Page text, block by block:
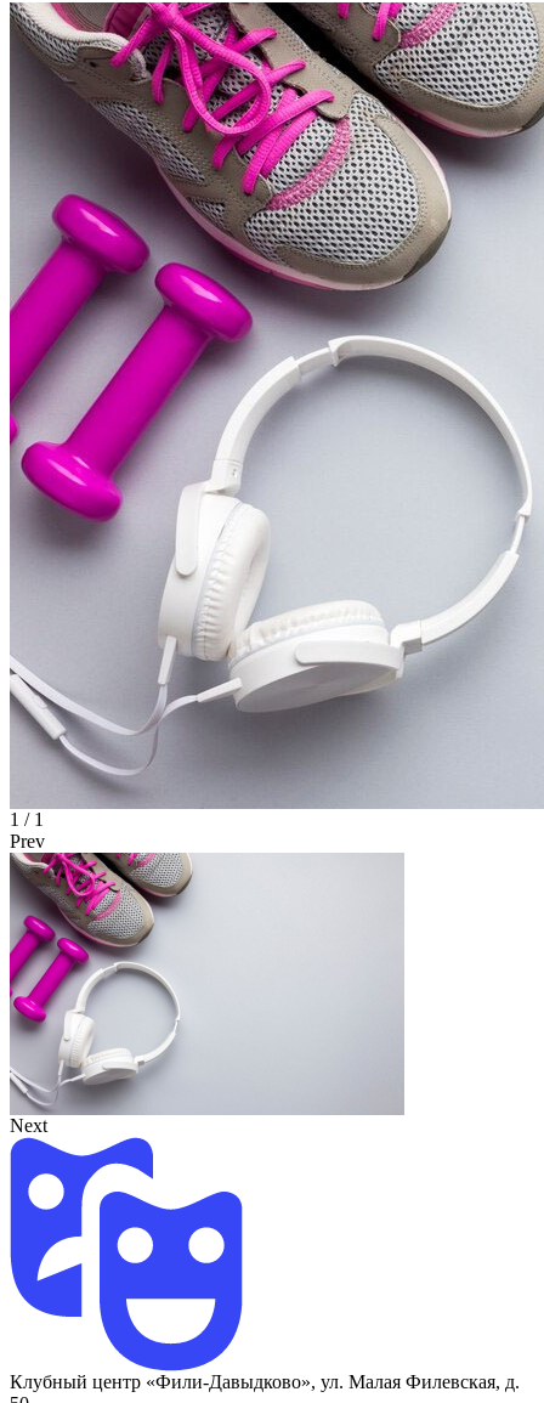
1 / 1
Prev
Next
Клубный центр «Фили-Давыдково», ул. Малая Филевская, д.